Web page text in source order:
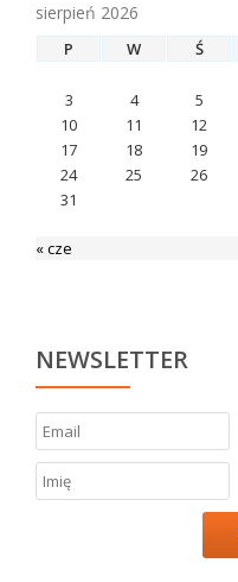
sierpień 2026
P W Ś
3
4 5
10
11 12
17
18 19
24
25 26
31
« cze
NEWSLETTER